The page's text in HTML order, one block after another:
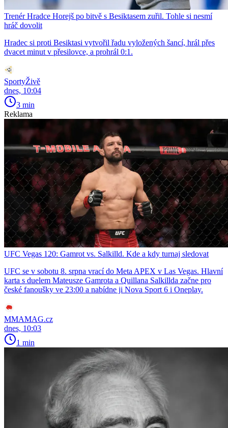
Trenér Hradce Horejš po bitvě s Besiktasem zuřil. Tohle si nesmí
hráč dovolit
Hradec si proti Besiktasi vytvořil řadu vyložených šancí, hrál přes
dvacet minut v přesilovce, a prohrál 0:1.
SportyŽivě
dnes, 10:04
3 min
Reklama
UFC Vegas 120: Gamrot vs. Salkilld. Kde a kdy turnaj sledovat
UFC se v sobotu 8. srpna vrací do Meta APEX v Las Vegas. Hlavní
karta s duelem Mateusze Gamrota a Quillana Salkillda začne pro
české fanoušky ve 23:00 a nabídne ji Nova Sport 6 i Oneplay.
MMAMAG.cz
dnes, 10:03
1 min